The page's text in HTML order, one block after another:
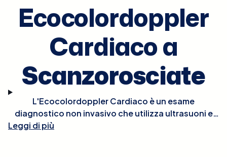
Ecocolordoppler
Cardiaco a
Scanzorosciate
L'Ecocolordoppler Cardiaco è un esame
diagnostico non invasivo che utilizza ultrasuoni e
tecnologia Doppler per visualizzare in tempo reale le
Leggi di più